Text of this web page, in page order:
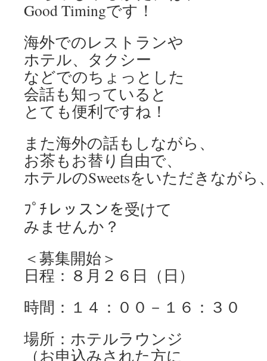
Good Timingです！
海外でのレストランや
ホテル、タクシー
などでのちょっとした
会話も知っていると
とても便利ですね！
また海外の話もしながら、
お茶もお替り自由で、
ホテルのSweetsをいただきながら
ﾌﾟﾁレッスンを受けて
みませんか？
＜募集開始＞
日程：８月２６日（日）
時間：１４：００－１６：３０
場所：ホテルラウンジ
（お申込みされた方に